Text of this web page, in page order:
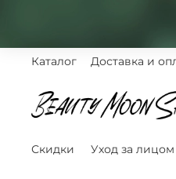
Каталог Доставка и
Скидки Уход за лицом